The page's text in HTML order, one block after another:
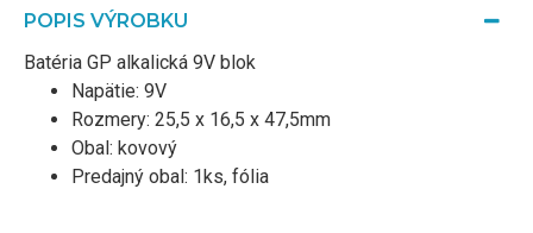
POPIS VÝROBKU
Batéria GP alkalická 9V blok
Napätie: 9V
Rozmery: 25,5 x 16,5 x 47,5mm
Obal: kovový
Predajný obal: 1ks, fólia